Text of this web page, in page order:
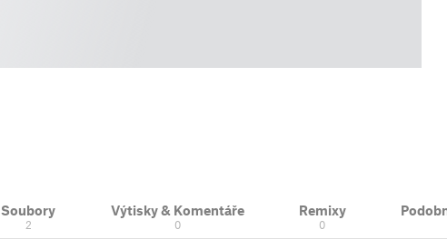
Soubory
2
Výtisky & Komentáře
0
Remixy
0